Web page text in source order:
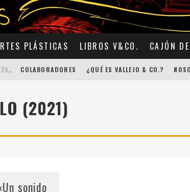
PLÁSTICAS LIBROS V&CO. CAJÓN
COLABORADORES ¿QUÉ ES VALLEJO & CO.?
(2021)
sonido